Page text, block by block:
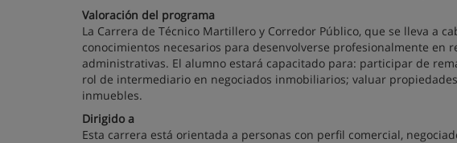
Valoración del programa
La Carrera de Técnico Martillero y Corredor Público, que se lleva a
conocimientos necesarios para desenvolverse profesionalmente en
administrativas. El alumno estará capacitado para: participar de
rol de intermediario en negociados inmobiliarios; valuar
inmuebles.
Dirigido a
Esta carrera está orientada a personas con perfil comercial,